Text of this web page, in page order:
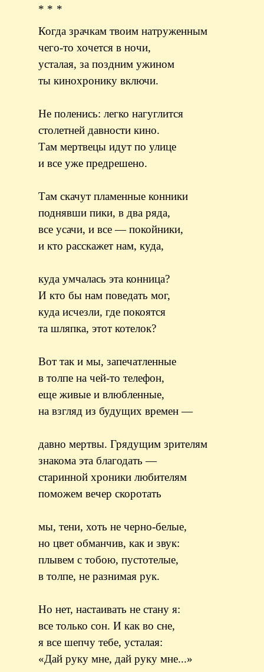
* * *
Когда зрачкам твоим натруженным
чего-то хочется в ночи,
усталая, за поздним ужином
ты кинохронику включи.
Не поленись: легко нагуглится
столетней давности кино.
Там мертвецы идут по улице
и все уже предрешено.
Там скачут пламенные конники
поднявши пики, в два ряда,
все усачи, и все — покойники,
и кто расскажет нам, куда,
куда умчалась эта конница?
И кто бы нам поведать мог,
куда исчезли, где покоятся
та шляпка, этот котелок?
Вот так и мы, запечатленные
в толпе на чей-то телефон,
еще живые и влюбленные,
на взгляд из будущих времен —
давно мертвы. Грядущим зрителям
знакома эта благодать —
старинной хроники любителям
поможем вечер скоротать
мы, тени, хоть не черно-белые,
но цвет обманчив, как и звук:
плывем с тобою, пустотелые,
в толпе, не разнимая рук.
Но нет, настаивать не стану я:
все только сон. И как во сне,
я все шепчу тебе, усталая:
«Дай руку мне, дай руку мне...»